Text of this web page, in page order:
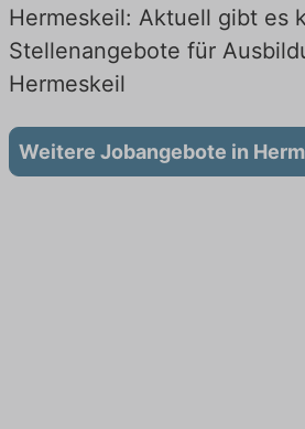
Hermeskeil: Aktuell gibt es
Stellenangebote für
Hermeskeil
Weitere Jobangebote in